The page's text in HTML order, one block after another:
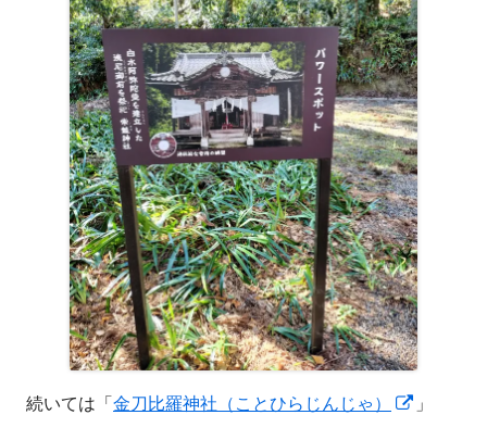
続いては「金刀比羅神社（ことひらじんじゃ）
新」